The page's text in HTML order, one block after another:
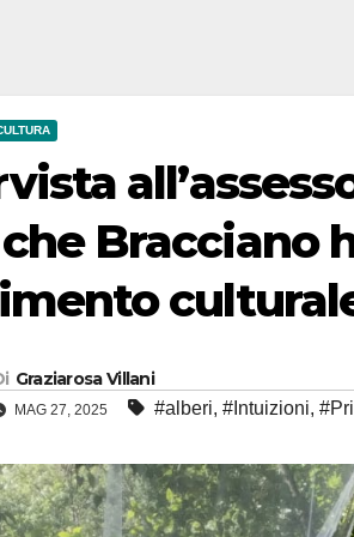
Bracciano
Graziarosa Villani
MAG 27, 2025 #alberi, #Intuizioni,